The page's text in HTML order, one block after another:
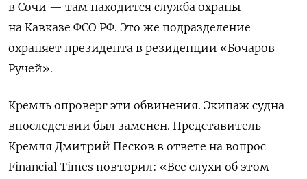
в Сочи — там находится служба охраны
на Кавказе ФСО РФ. Это же подразделение
охраняет президента в резиденции «Бочаров
Ручей».
Кремль опроверг эти обвинения. Экипаж судна
впоследствии был заменен. Представитель
Кремля Дмитрий Песков в ответе на вопрос
Financial Times повторил: «Все слухи об этом